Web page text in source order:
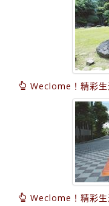
Weclome！精彩
Weclome！精彩